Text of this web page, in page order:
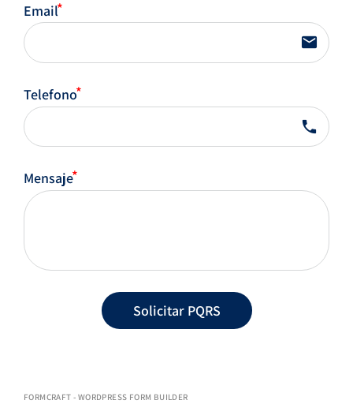
Email
email
Telefono
phone
Mensaje
Solicitar PQRS
FORMCRAFT - WORDPRESS FORM BUILDER